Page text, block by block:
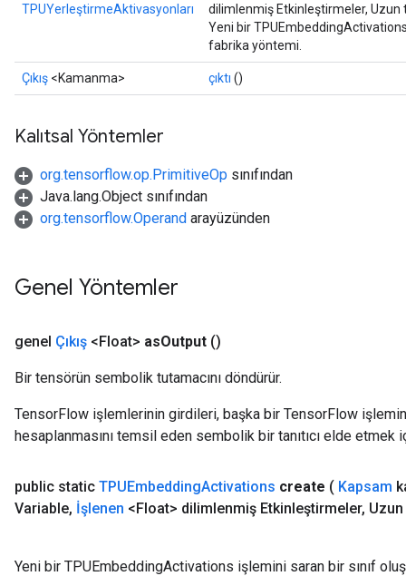
TPUYerleştirmeAktivasyonları
dilimlenmiş Etkinleştirmeler, Uzun
Yeni bir
fabrika yöntemi.
Çıkış <Kamanma> çıktı ()
Kalıtsal Yöntemler
org.tensorflow.op.PrimitiveOp sınıfından
Java.lang.Object sınıfından
org.tensorflow.Operand arayüzünden
Genel Yöntemler
genel Çıkış <Float> asOutput ()
Bir tensörün sembolik tutamacını döndürür.
TensorFlow işlemlerinin girdileri, başka bir TensorFlow
hesaplanmasını temsil eden sembolik bir tanıtıcı elde etmek
public static TPUEmbeddingActivations create ( Kapsam
Variable, İşlenen <Float> dilimlenmiş Etkinleştirmeler,
Yeni bir TPUEmbeddingActivations işlemini saran bir sınıf